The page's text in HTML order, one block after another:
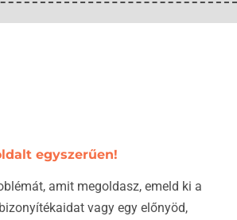
egyszerűen!
amit megoldasz, emeld ki a
vagy egy előnyöd,